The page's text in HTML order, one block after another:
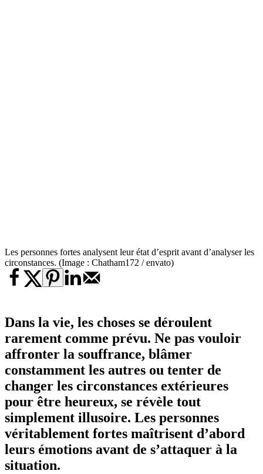
Les personnes fortes analysent leur état d’esprit avant d’analyser les
circonstances. (Image : Chatham172 / envato)
Dans la vie, les choses se déroulent
rarement comme prévu. Ne pas vouloir
affronter la souffrance, blâmer
constamment les autres ou tenter de
changer les circonstances extérieures
pour être heureux, se révèle tout
simplement illusoire. Les personnes
véritablement fortes maîtrisent d’abord
leurs émotions avant de s’attaquer à la
situation.